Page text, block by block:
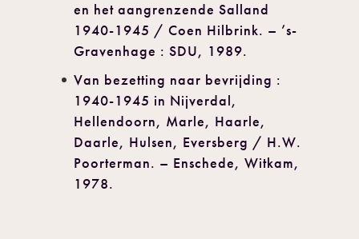
en het aangrenzende Salland
1940-1945 / Coen Hilbrink. – ’s-
Gravenhage : SDU, 1989.
Van bezetting naar bevrijding :
1940-1945 in Nijverdal,
Hellendoorn, Marle, Haarle,
Daarle, Hulsen, Eversberg / H.W.
Poorterman. – Enschede, Witkam,
1978.